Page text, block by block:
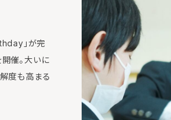
」が完
催。大いに
度も高まる